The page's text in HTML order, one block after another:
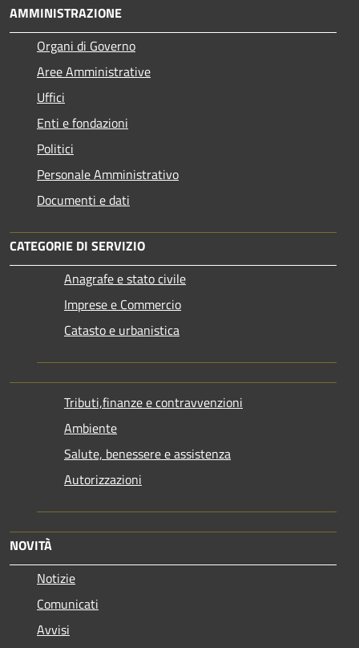
AMMINISTRAZIONE
Organi di Governo
Aree Amministrative
Uffici
Enti e fondazioni
Politici
Personale Amministrativo
Documenti e dati
CATEGORIE DI SERVIZIO
Anagrafe e stato civile
Imprese e Commercio
Catasto e urbanistica
Tributi,finanze e contravvenzioni
Ambiente
Salute, benessere e assistenza
Autorizzazioni
NOVITÀ
Notizie
Comunicati
Avvisi